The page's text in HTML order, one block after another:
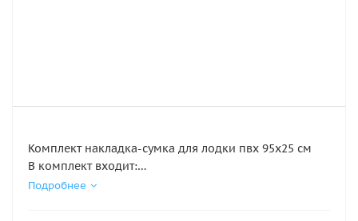
Комплект накладка-сумка для лодки пвх 95х25 см
В комплект входит:
1. Накладки на банку (сиденье) - 2 шт.
Подробнее